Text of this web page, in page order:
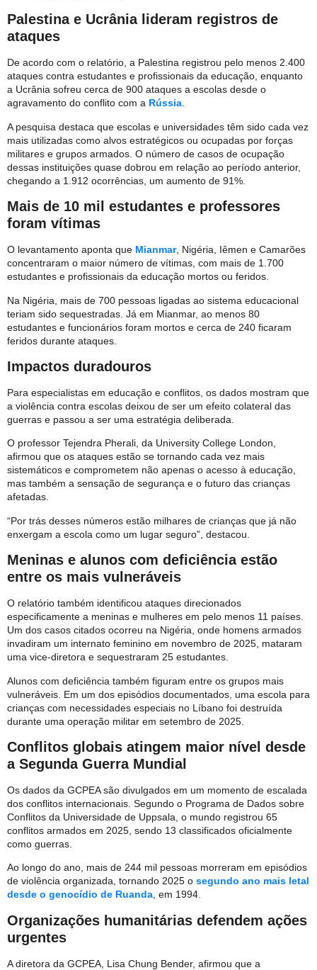
Palestina e Ucrânia lideram registros de
ataques
De acordo com o relatório, a Palestina registrou pelo menos 2.400
ataques contra estudantes e profissionais da educação, enquanto
a Ucrânia sofreu cerca de 900 ataques a escolas desde o
agravamento do conflito com a Rússia.
A pesquisa destaca que escolas e universidades têm sido cada vez
mais utilizadas como alvos estratégicos ou ocupadas por forças
militares e grupos armados. O número de casos de ocupação
dessas instituições quase dobrou em relação ao período anterior,
chegando a 1.912 ocorrências, um aumento de 91%.
Mais de 10 mil estudantes e professores
foram vítimas
O levantamento aponta que Mianmar, Nigéria, Iêmen e Camarões
concentraram o maior número de vítimas, com mais de 1.700
estudantes e profissionais da educação mortos ou feridos.
Na Nigéria, mais de 700 pessoas ligadas ao sistema educacional
teriam sido sequestradas. Já em Mianmar, ao menos 80
estudantes e funcionários foram mortos e cerca de 240 ficaram
feridos durante ataques.
Impactos duradouros
Para especialistas em educação e conflitos, os dados mostram que
a violência contra escolas deixou de ser um efeito colateral das
guerras e passou a ser uma estratégia deliberada.
O professor Tejendra Pherali, da University College London,
afirmou que os ataques estão se tornando cada vez mais
sistemáticos e comprometem não apenas o acesso à educação,
mas também a sensação de segurança e o futuro das crianças
afetadas.
“Por trás desses números estão milhares de crianças que já não
enxergam a escola como um lugar seguro”, destacou.
Meninas e alunos com deficiência estão
entre os mais vulneráveis
O relatório também identificou ataques direcionados
especificamente a meninas e mulheres em pelo menos 11 países.
Um dos casos citados ocorreu na Nigéria, onde homens armados
invadiram um internato feminino em novembro de 2025, mataram
uma vice-diretora e sequestraram 25 estudantes.
Alunos com deficiência também figuram entre os grupos mais
vulneráveis. Em um dos episódios documentados, uma escola para
crianças com necessidades especiais no Líbano foi destruída
durante uma operação militar em setembro de 2025.
Conflitos globais atingem maior nível desde
a Segunda Guerra Mundial
Os dados da GCPEA são divulgados em um momento de escalada
dos conflitos internacionais. Segundo o Programa de Dados sobre
Conflitos da Universidade de Uppsala, o mundo registrou 65
conflitos armados em 2025, sendo 13 classificados oficialmente
como guerras.
Ao longo do ano, mais de 244 mil pessoas morreram em episódios
de violência organizada, tornando 2025 o segundo ano mais letal
desde o genocídio de Ruanda, em 1994.
Organizações humanitárias defendem ações
urgentes
A diretora da GCPEA, Lisa Chung Bender, afirmou que a